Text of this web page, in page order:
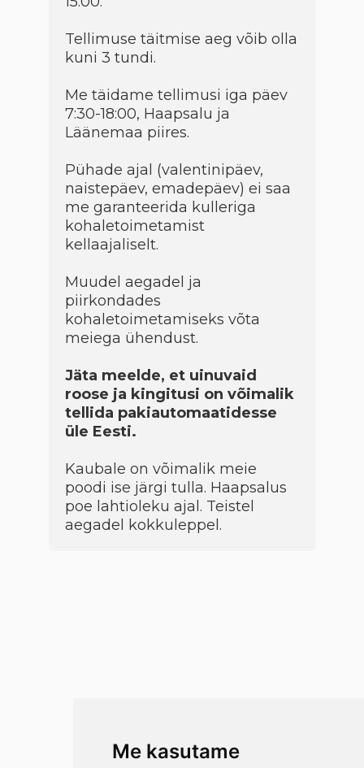
Me kasutame
Tellimuse täitmise aeg võib olla
kuni 3 tundi.
Me täidame tellimusi iga päev
7:30-18:00, Haapsalu ja
Läänemaa piires.
Pühade ajal (valentinipäev,
naistepäev, emadepäev) ei saa
me garanteerida kulleriga
kohaletoimetamist
kellaajaliselt.
Muudel aegadel ja
piirkondades
kohaletoimetamiseks võta
meiega ühendust.
Jäta meelde, et uinuvaid
roose ja kingitusi on võimalik
tellida pakiautomaatidesse
üle Eesti.
Kaubale on võimalik meie
poodi ise järgi tulla. Haapsalus
poe lahtioleku ajal. Teistel
aegadel kokkuleppel.